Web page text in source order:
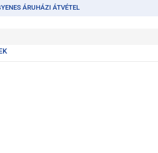
ÁRUHÁZI ÁTVÉTEL